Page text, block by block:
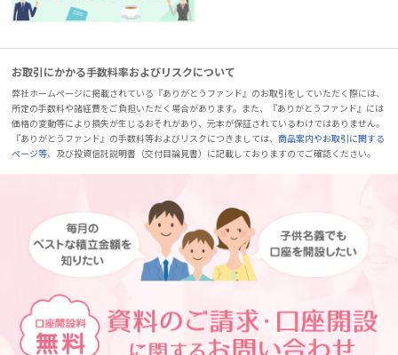
お取引にかかる手数料率およびリスクについて
弊社ホームページに掲載されている『ありがとうファンド』のお取引をしていただく際には、
所定の手数料や諸経費をご負担いただく場合があります。また、『ありがとうファンド』には
価格の変動等により損失が生じるおそれがあり、元本が保証されているわけではありません。
『ありがとうファンド』の手数料等およびリスクにつきましては、商品案内やお取引に関する
ページ等、及び投資信託説明書（交付目論見書）に記載しておりますのでご確認ください。